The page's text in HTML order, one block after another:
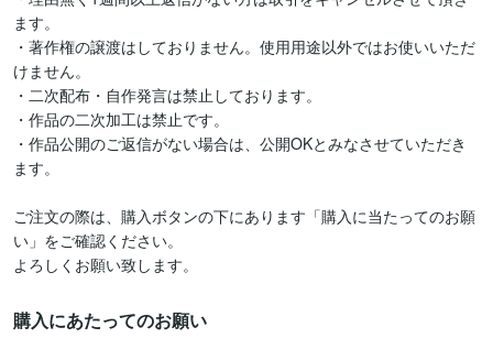
ます。
・著作権の譲渡はしておりません。使用用途以外ではお使いいただ
けません。
・二次配布・自作発言は禁止しております。
・作品の二次加工は禁止です。
・作品公開のご返信がない場合は、公開OKとみなさせていただき
ます。
ご注文の際は、購入ボタンの下にあります「購入に当たってのお願
い」をご確認ください。
よろしくお願い致します。
購入にあたってのお願い